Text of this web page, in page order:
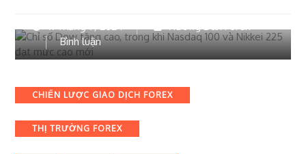
11 Tháng 7, 2024
Hướng Dẫn Forex
Bình luậnbài
viết
số
Dow
cao,
Categories
CHIẾN LƯỢC GIAO DỊCH FOREX
THỊ TRƯỜNG FOREX